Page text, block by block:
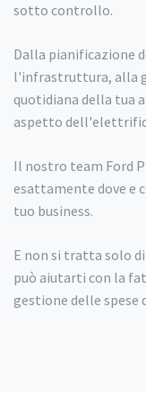
sotto controllo.
Dalla pianificazione
l'infrastruttura, alla
quotidiana della tua
aspetto
Il nostro team Ford
esattamente dove e
tuo business.
E non si tratta solo
può aiutarti con la
gestione delle spese